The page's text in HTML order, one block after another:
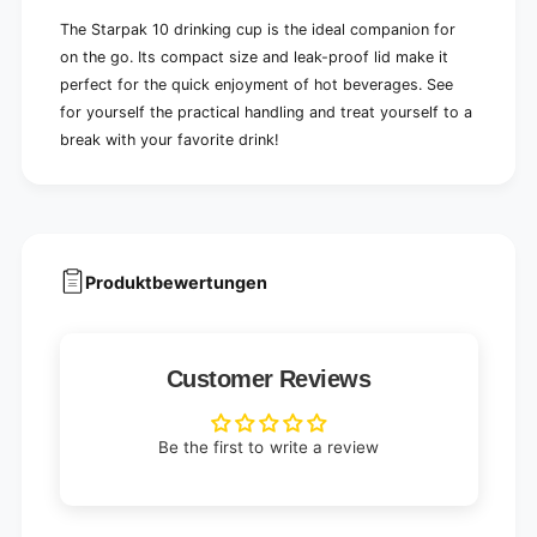
The Starpak 10 drinking cup is the ideal companion for
on the go. Its compact size and leak-proof lid make it
perfect for the quick enjoyment of hot beverages. See
for yourself the practical handling and treat yourself to a
break with your favorite drink!
Produktbewertungen
Customer Reviews
Be the first to write a review